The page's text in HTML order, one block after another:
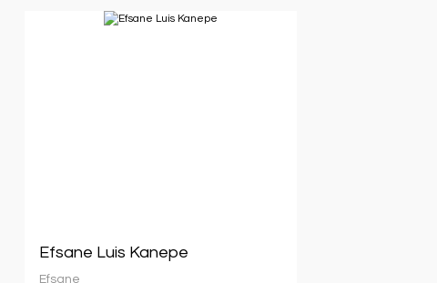
Efsane Luis Kanepe
Efsane